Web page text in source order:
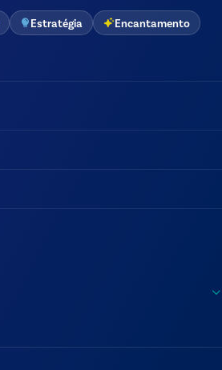
Estratégia Encantamento